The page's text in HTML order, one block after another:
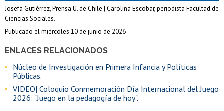
ENLACES RELACIONADOS
Núcleo de Investigación en Primera Infancia y Políticas
Públicas.
VIDEO| Coloquio Conmemoración Día Internacional del Juego
2026: "Juego en la pedagogía de hoy".
Josefa Gutiérrez, Prensa U. de Chile | Carolina Escobar, periodista Facultad de
Ciencias Sociales.
Publicado el miércoles 10 de junio de 2026